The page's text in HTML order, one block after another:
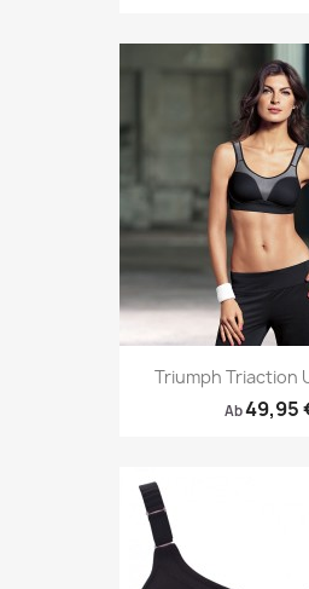
Triumph Triaction
Ab49,95